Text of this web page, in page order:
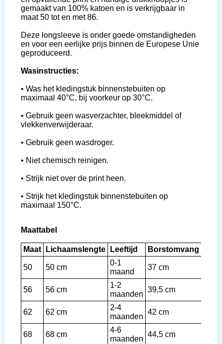
gemaakt van 100% katoen en is verkrijgbaar in
maat 50 tot en met 86.
Deze longsleeve is onder goede omstandigheden
en voor een eerlijke prijs binnen de Europese Unie
geproduceerd.
Wasinstructies:
• Was het kledingstuk binnenstebuiten op
maximaal 40°C, bij voorkeur op 30°C.
• Gebruik geen wasverzachter, bleekmiddel of
vlekkenverwijderaar.
• Gebruik geen wasdroger.
• Niet chemisch reinigen.
• Strijk niet over de print heen.
• Strijk het kledingstuk binnenstebuiten op
maximaal 150°C.
Maattabel
Maat Lichaamslengte Leeftijd Borstomvang
50 50 cm
0-1
maand
37 cm
56 56 cm
1-2
maanden
39,5 cm
62 62 cm
2-4
maanden
42 cm
68 68 cm
4-6
maanden
44,5 cm